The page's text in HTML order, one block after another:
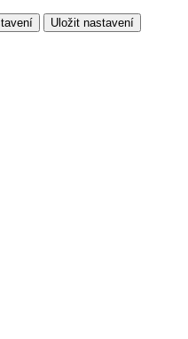
Uložit nastavení